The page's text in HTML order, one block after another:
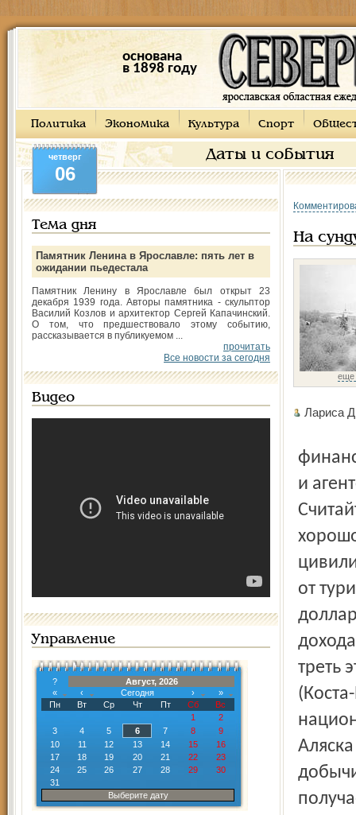
основана
в 1898 году
Политика Экономика Культура Спорт
Даты и события
четверг
06
Тема дня
Памятник Ленина в Ярославле: пять лет в
ожидании пьедестала
Памятник Ленину в Ярославле был открыт 23
декабря 1939 года. Авторы памятника - скульптор
Василий Козлов и архитектор Сергей Капачинский.
О том, что предшествовало этому событию,
рассказывается в публикуемом ...
прочитать
Все новости за сегодня
Видео
Управление
?
Август, 2026
«
‹ Сегодня ›
»
Пн
Вт Ср Чт Пт Сб
Вс
1
2
3
4 5 6 7 8
9
10
11 12 13 14 15
16
17
18 19 20 21 22
23
24
25 26 27 28 29
30
31
Выберите дату
На
еще
Лариса
финансируемого институтом устойчивых сообществ (США)
и
от
треть